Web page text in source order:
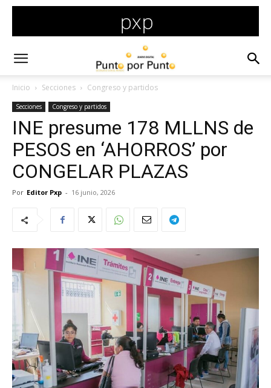
Inicio Secciones Congreso y partidos
Secciones Congreso y partidos
INE presume 178 MLLNS de
PESOS en ‘AHORROS’ por
CONGELAR PLAZAS
Por Editor Pxp - 16 junio, 2026